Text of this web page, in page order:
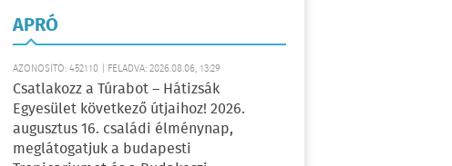
APRÓ
AZONOSÍTÓ: 452110 | FELADVA: 2026.08.06, 13:29
Csatlakozz a Túrabot – Hátizsák
Egyesület következő útjaihoz! 2026.
augusztus 16. családi élménynap,
meglátogatjuk a budapesti